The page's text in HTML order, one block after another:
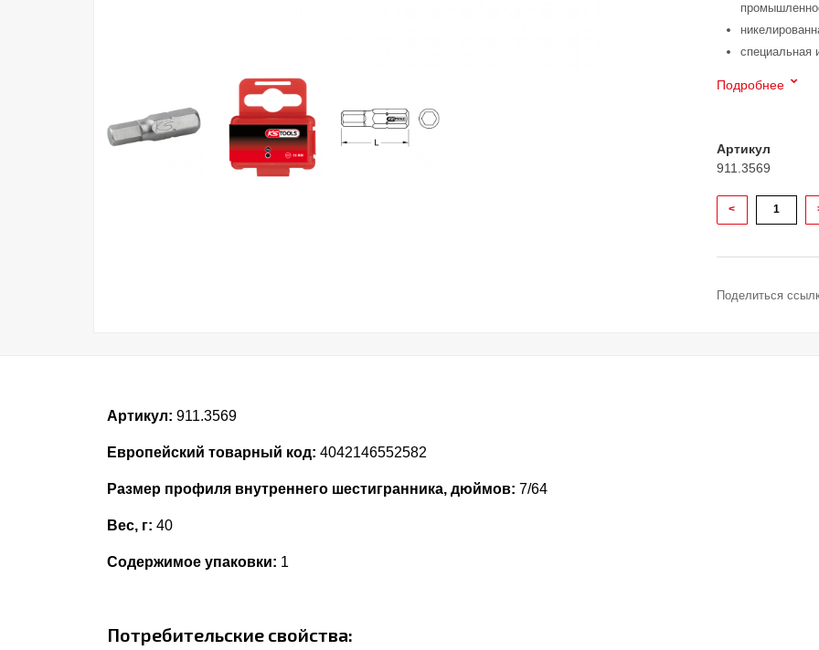
специальная
Подробнее
Артикул
911.3569
<
Поделиться
Артикул: 911.3569
Европейский товарный код: 4042146552582
Размер профиля внутреннего шестигранника, дюймов: 7/64
Вес, г: 40
Содержимое упаковки: 1
Потребительские свойства: